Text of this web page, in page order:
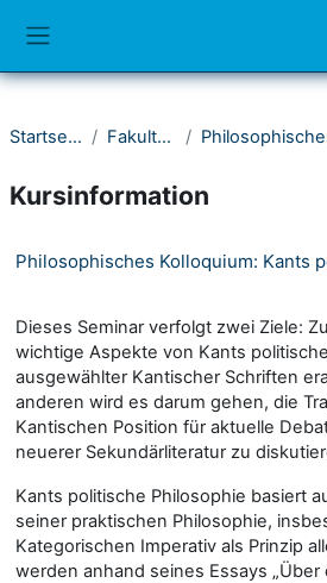
Startseite Fakultät I
Kursinformation
Philosophisches Kolloquium: Kants
Dieses Seminar verfolgt zwei Ziele:
wichtige Aspekte von Kants
ausgewählter Kantischer Schriften
anderen wird es darum gehen, die
Kantischen Position für aktuelle
neuerer Sekundärliteratur zu
Kants politische Philosophie basiert
seiner praktischen Philosophie,
Kategorischen Imperativ als Prinzip
werden anhand seines Essays